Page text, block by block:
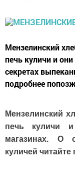
Мензелинский
печь куличи и
секретах
подробнее
Мензелинский
печь куличи
магазинах. О
куличей